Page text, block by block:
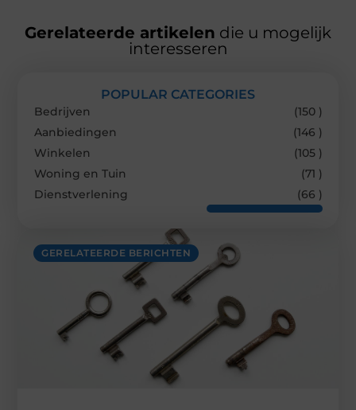
Gerelateerde artikelen die u mogelijk
interesseren
GERELATEERDE BERICHTEN
POPULAR CATEGORIES
Bedrijven
(150 )
Aanbiedingen
(146 )
Winkelen
(105 )
Woning en Tuin
(71 )
Dienstverlening
(66 )